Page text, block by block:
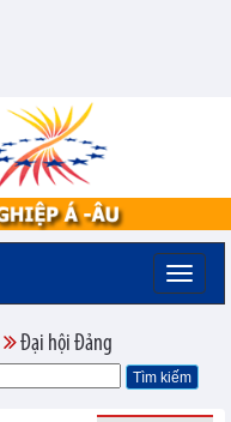
Đại hội Đảng